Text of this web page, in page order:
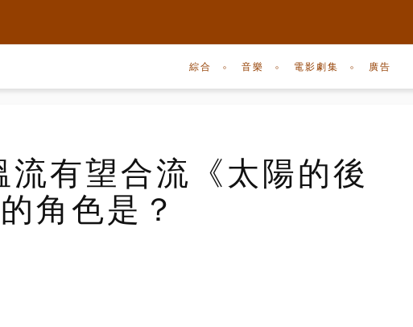
綜合 音樂 電影劇集 廣告
有望合流《太陽的後
角色是？